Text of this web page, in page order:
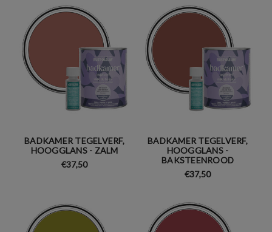
BADKAMER TEGELVERF,
HOOGGLANS - ZALM
€37,50
BADKAMER TEGELVERF,
HOOGGLANS -
BAKSTEENROOD
€37,50